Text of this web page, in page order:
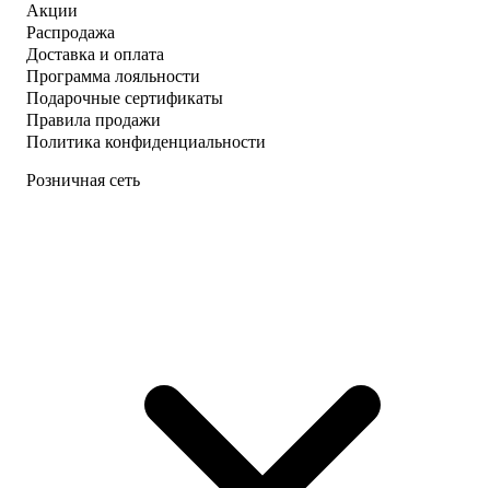
Акции
Распродажа
Доставка и оплата
Программа лояльности
Подарочные сертификаты
Правила продажи
Политика конфиденциальности
Розничная сеть